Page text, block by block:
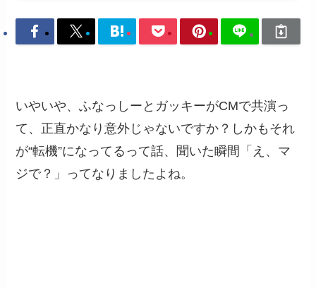
いやいや、ふなっしーとガッキーがCMで共演っ
て、正直かなり意外じゃないですか？しかもそれ
が“転機”になってるって話、聞いた瞬間「え、マ
ジで？」ってなりましたよね。